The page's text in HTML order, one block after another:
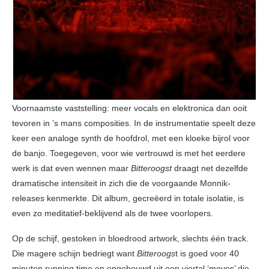
Voornaamste vaststelling: meer vocals en elektronica dan ooit
tevoren in ’s mans composities. In de instrumentatie speelt deze
keer een analoge synth de hoofdrol, met een kloeke bijrol voor
de banjo. Toegegeven, voor wie vertrouwd is met het eerdere
werk is dat even wennen maar Bitteroogstdraagt net dezelfde
dramatische intensiteit in zich die de voorgaande Monnik-
releases kenmerkte. Dit album, gecreëerd in totale isolatie, is
even zo meditatief-beklijvend als de twee voorlopers.
Op de schijf, gestoken in bloedrood artwork, slechts één track.
Die magere schijn bedriegt want Bitteroogst is goed voor 40